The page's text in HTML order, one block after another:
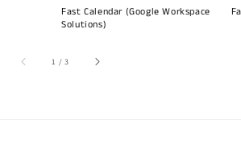
Fast Calendar (Google Workspace
Solutions)
1 /sur
3